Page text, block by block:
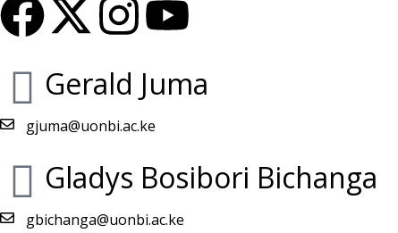
Gerald Juma
gjuma@uonbi.ac.ke
Gladys Bosibori Bichanga
gbichanga@uonbi.ac.ke